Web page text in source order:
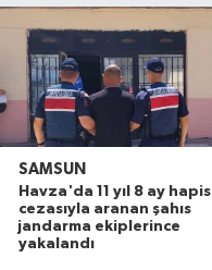
SAMSUN
Havza'da 11 yıl 8 ay hapis
cezasıyla aranan şahıs
jandarma ekiplerince
yakalandı